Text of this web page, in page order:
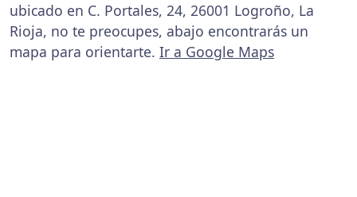
ubicado en C. Portales, 24, 26001 Logroño, La
Rioja, no te preocupes, abajo encontrarás un
mapa para orientarte. Ir a Google Maps